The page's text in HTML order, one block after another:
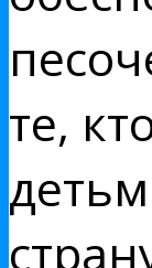
те,